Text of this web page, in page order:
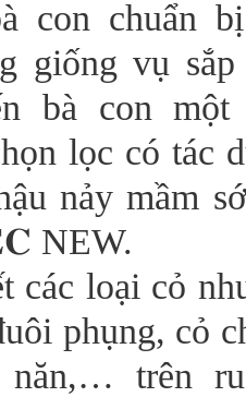
con chuẩn
giống vụ
bà con một
lọc có tác
nảy mầm
NEW.
các loại cỏ
phụng, cỏ
trên